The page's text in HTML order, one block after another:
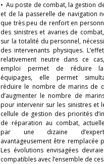
• Au poste de combat, la gestion
et de la passerelle de navigation
que très peu de renfort en
des sinistres et avaries de
sur la totalité du personnel,
des intervenants physiques.
relativement neutre dans ce
emploi permet de réduire
équipages, elle permet
réduire le nombre de marins de
d’augmenter le nombre de
pour intervenir sur les sinistres et
cellule de gestion des priorités
de réparation au combat,
par une dizaine
avantageusement être remplacée
Les évolutions envisagées
compatibles avec l’ensemble de